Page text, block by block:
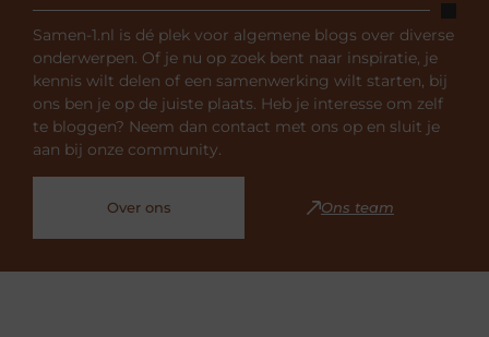
Samen-1.nl is dé plek voor algemene blogs over diverse
onderwerpen. Of je nu op zoek bent naar inspiratie, je
kennis wilt delen of een samenwerking wilt starten, bij
ons ben je op de juiste plaats. Heb je interesse om zelf
te bloggen? Neem dan contact met ons op en sluit je
aan bij onze community.
Over ons Ons team